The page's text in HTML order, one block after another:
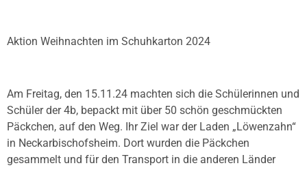
Aktion Weihnachten im Schuhkarton 2024
Am Freitag, den 15.11.24 machten sich die Schülerinnen und
Schüler der 4b, bepackt mit über 50 schön geschmückten
Päckchen, auf den Weg. Ihr Ziel war der Laden „Löwenzahn“
in Neckarbischofsheim. Dort wurden die Päckchen
gesammelt und für den Transport in die anderen Länder